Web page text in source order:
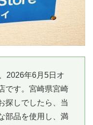
2026年6月5日オ
です。宮崎県宮崎
探しでしたら、当
部品を使用し、満